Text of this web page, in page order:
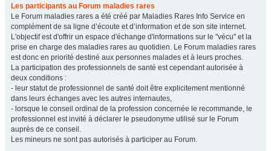
Les participants au Forum maladies rares
Le Forum maladies rares a été créé par Maladies Rares Info Service en
complément de sa ligne d’écoute et d’information et de son site internet.
L'objectif est d'offrir un espace d'échange d'informations sur le "vécu" et la
prise en charge des maladies rares au quotidien. Le Forum maladies rares
est donc en priorité destiné aux personnes malades et à leurs proches.
La participation des professionnels de santé est cependant autorisée à
deux conditions :
- leur statut de professionnel de santé doit être explicitement mentionné
dans leurs échanges avec les autres internautes,
- lorsque le conseil ordinal de la profession concernée le recommande, le
professionnel est invité à déclarer le pseudonyme utilisé sur le Forum
auprès de ce conseil.
Les mineurs ne sont pas autorisés à participer au Forum.